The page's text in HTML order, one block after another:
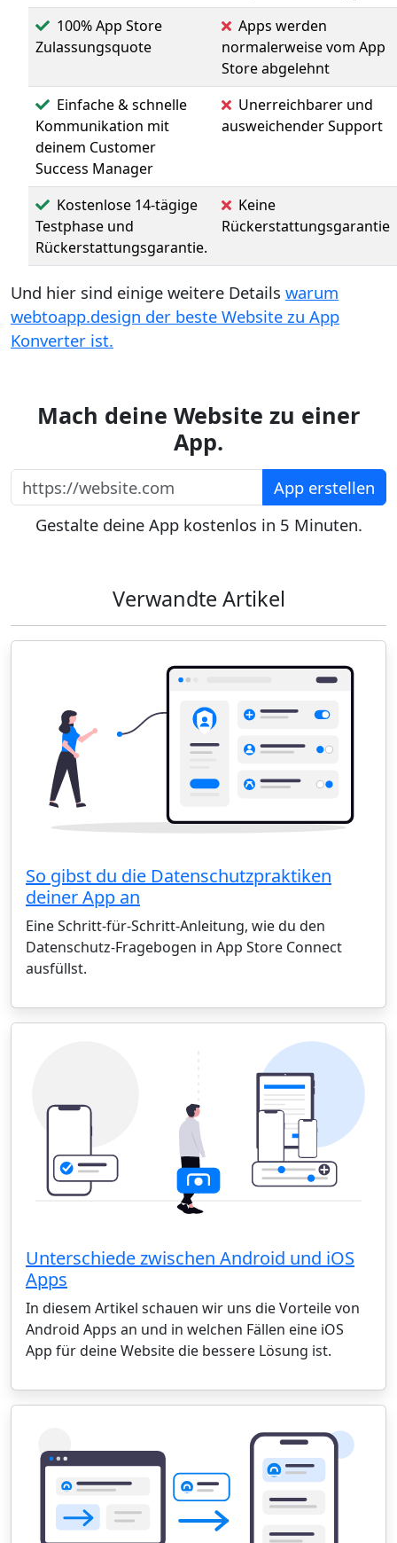
100% App Store
Zulassungsquote
Apps werden
normalerweise vom App
Store abgelehnt
Einfache & schnelle
Kommunikation mit
deinem Customer
Success Manager
Unerreichbarer und
ausweichender Support
Kostenlose 14-tägige
Testphase und
Rückerstattungsgarantie.
Keine
Rückerstattungsgarantie
Und hier sind einige weitere Details warum
webtoapp.design der beste Website zu App
Konverter ist.
Mach deine Website zu einer
App.
https://website.com
App erstellen
Gestalte deine App kostenlos in 5 Minuten.
Verwandte Artikel
So gibst du die Datenschutzpraktiken
deiner App an
Eine Schritt-für-Schritt-Anleitung, wie du den
Datenschutz-Fragebogen in App Store Connect
ausfüllst.
Unterschiede zwischen Android und iOS
Apps
In diesem Artikel schauen wir uns die Vorteile von
Android Apps an und in welchen Fällen eine iOS
App für deine Website die bessere Lösung ist.